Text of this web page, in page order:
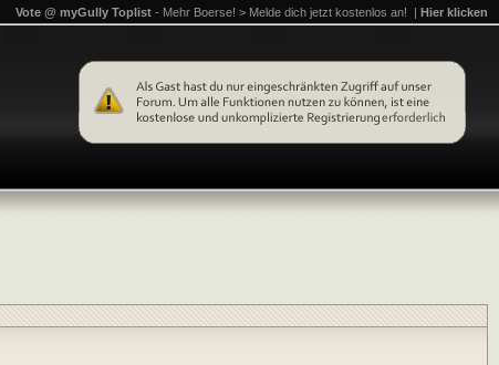
Vote @ myGully Toplist - Mehr Boerse! > Melde dich jetzt kostenlos an! | Hier klicken